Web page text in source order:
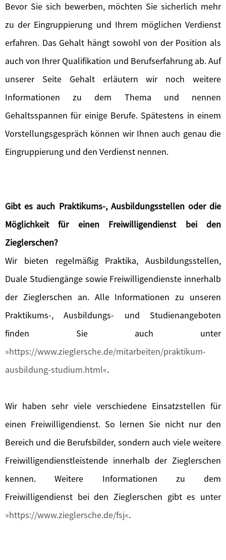
Bevor Sie sich bewerben, möchten Sie sicherlich mehr
zu der Eingruppierung und Ihrem möglichen Verdienst
erfahren. Das Gehalt hängt sowohl von der Position als
auch von Ihrer Qualifikation und Berufserfahrung ab. Auf
unserer Seite Gehalt erläutern wir noch weitere
Informationen zu dem Thema und nennen
Gehaltsspannen für einige Berufe. Spätestens in einem
Vorstellungsgespräch können wir Ihnen auch genau die
Eingruppierung und den Verdienst nennen.
Gibt es auch Praktikums-, Ausbildungsstellen oder die
Möglichkeit für einen Freiwilligendienst bei den
Zieglerschen?
Wir bieten regelmäßig Praktika, Ausbildungsstellen,
Duale Studiengänge sowie Freiwilligendienste innerhalb
der Zieglerschen an. Alle Informationen zu unseren
Praktikums-, Ausbildungs- und Studienangeboten
finden Sie auch unter
https://www.zieglersche.de/mitarbeiten/praktikum-
ausbildung-studium.html .
Wir haben sehr viele verschiedene Einsatzstellen für
einen Freiwilligendienst. So lernen Sie nicht nur den
Bereich und die Berufsbilder, sondern auch viele weitere
Freiwilligendienstleistende innerhalb der Zieglerschen
kennen. Weitere Informationen zu dem
Freiwilligendienst bei den Zieglerschen gibt es unter
https://www.zieglersche.de/fsj .